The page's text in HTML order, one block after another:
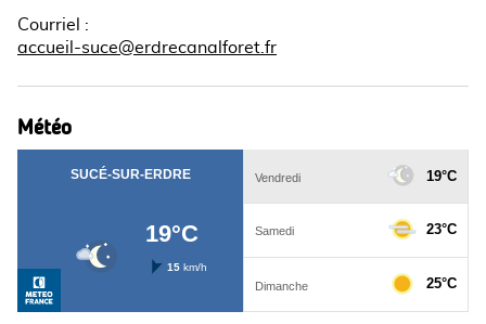
Courriel
:
accueil-suce@erdrecanalforet.fr
Météo